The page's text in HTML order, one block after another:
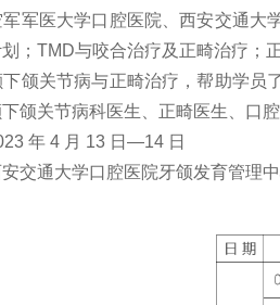
军医大学口腔医院、西安交通大
；TMD与咬合治疗及正畸治疗；
关节病与正畸治疗，帮助学员了
颌关节病科医生、正畸医生、口
年 4 月 13 日—14 日
交通大学口腔医院牙颌发育管理